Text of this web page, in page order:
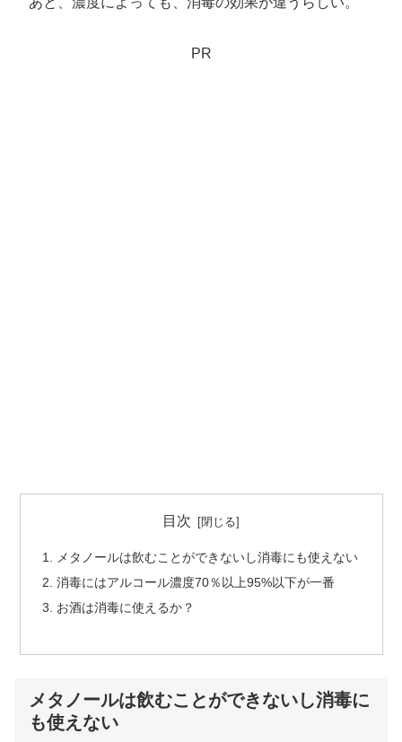
PR
目次
メタノールは飲むことができないし消毒にも使えない
消毒にはアルコール濃度70％以上95%以下が一番
お酒は消毒に使えるか？
メタノールは飲むことができないし消毒に
も使えない